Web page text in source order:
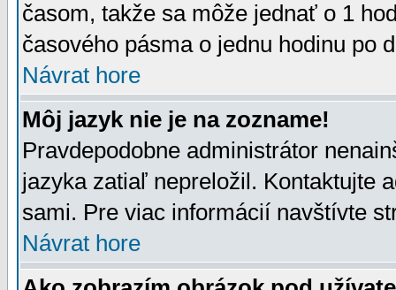
časom, takže sa môže jednať o 1
časového pásma o jednu hodinu po
Návrat hore
Môj jazyk nie je na zozname!
Pravdepodobne administrátor
jazyka zatiaľ nepreložil. Kontaktujte
sami. Pre viac informácií navštívte
Návrat hore